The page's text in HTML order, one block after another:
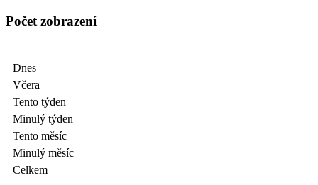
Počet zobrazení
Dnes
Včera
Tento týden
Minulý týden
Tento měsíc
Minulý měsíc
Celkem